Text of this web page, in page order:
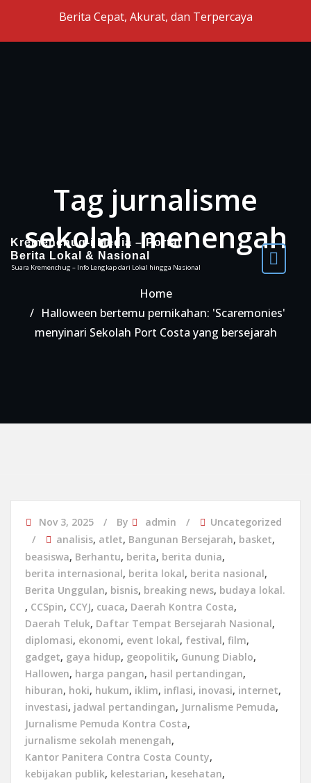
Skip to the contentBerita Cepat, Akurat, dan Terpercaya
Kremenchug-i Media – Portal
Berita Lokal & Nasional
Suara Kremenchug – Info Lengkap dari Lokal hingga Nasional
Tag jurnalisme
sekolah menengah
Home
Halloween bertemu pernikahan: 'Scaremonies'
menyinari Sekolah Port Costa yang bersejarah
Nov 3, 2025 By admin
Uncategorized
analisis, atlet, Bangunan Bersejarah, basket,
beasiswa, Berhantu, berita, berita dunia,
berita internasional, berita lokal, berita nasional,
Berita Unggulan, bisnis, breaking news, budaya lokal.
, CCSpin, CCYJ, cuaca, Daerah Kontra Costa,
Daerah Teluk, Daftar Tempat Bersejarah Nasional,
diplomasi, ekonomi, event lokal, festival, film,
gadget, gaya hidup, geopolitik, Gunung Diablo,
Hallowen, harga pangan, hasil pertandingan,
hiburan, hoki, hukum, iklim, inflasi, inovasi, internet,
investasi, jadwal pertandingan, Jurnalisme Pemuda,
Jurnalisme Pemuda Kontra Costa,
jurnalisme sekolah menengah,
Kantor Panitera Contra Costa County,
kebijakan publik, kelestarian, kesehatan,